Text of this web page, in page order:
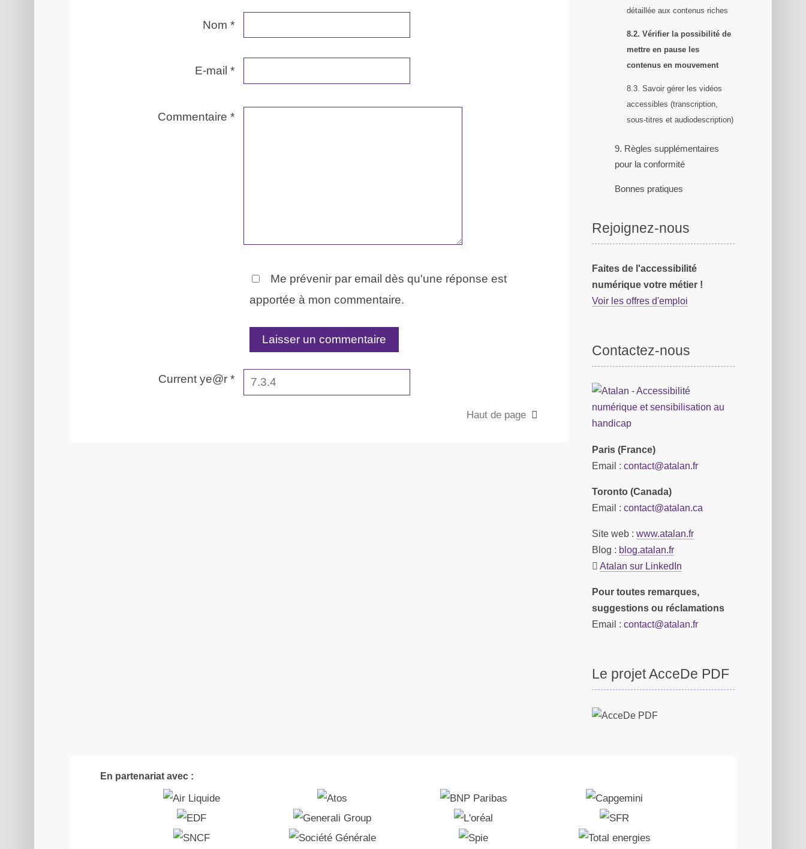
Nom*
E-mail*
Commentaire *
Me prévenir par email dès qu'une réponse est
apportée à mon commentaire.
Current ye@r*
Haut de page
détaillée aux contenus riches
8.2. Vérifier la possibilité de
mettre en pause les
contenus en mouvement
8.3. Savoir gérer les vidéos
accessibles (transcription,
sous-titres et audiodescription)
9. Règles supplémentaires
pour la conformité
Bonnes pratiques
Rejoignez-nous
Faites de l'accessibilité
numérique votre métier !
Voir les offres d'emploi
Contactez-nous
Paris (France)
Email : contact@atalan.fr
Toronto (Canada)
Email : contact@atalan.ca
Site web : www.atalan.fr
Blog : blog.atalan.fr
Atalan sur LinkedIn
Pour toutes remarques,
suggestions ou réclamations
Email : contact@atalan.fr
Le projet AcceDe PDF
En partenariat avec :